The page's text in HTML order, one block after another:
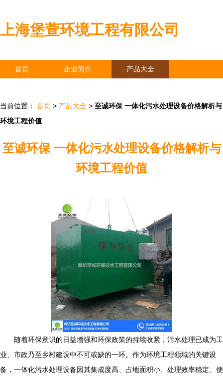
上海堡萱环境工程有限公司
首页 企业简介 产品大全
当前位置： 首页 > 产品大全 > 至诚环保 一体化污水处理设备价格解析与
环境工程价值
至诚环保 一体化污水处理设备价格解析与
环境工程价值
随着环保意识的日益增强和环保政策的持续收紧，污水处理已成为工
业、市政乃至乡村建设中不可或缺的一环。作为环境工程领域的关键设
备，一体化污水处理设备因其集成度高、占地面积小、处理效率稳定、便